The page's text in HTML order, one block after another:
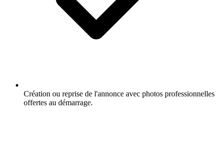
Création ou reprise de l'annonce avec photos professionnelles
offertes au démarrage.